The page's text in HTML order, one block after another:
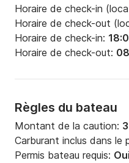
Horaire de check-in
Horaire de check-out
Horaire de check-in:
Horaire de check-out:
Règles du bateau
Montant de la caution:
Carburant inclus dans le
Permis bateau requis: